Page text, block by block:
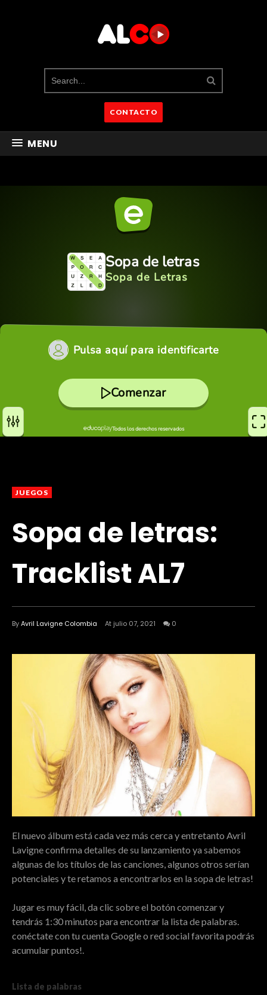
CONTACTO
MENU
JUEGOS
Sopa de letras:
Tracklist AL7
ByAvril Lavigne Colombia At julio 07, 2021 0
El nuevo álbum está cada vez más cerca y entretanto Avril
Lavigne confirma detalles de su lanzamiento ya sabemos
algunas de los títulos de las canciones, algunos otros serían
potenciales y te retamos a encontrarlos en la sopa de letras!
Jugar es muy fácil, da clic sobre el botón comenzar y
tendrás 1:30 minutos para encontrar la lista de palabras.
conéctate con tu cuenta Google o red social favorita podrás
acumular puntos!.
Lista de palabras